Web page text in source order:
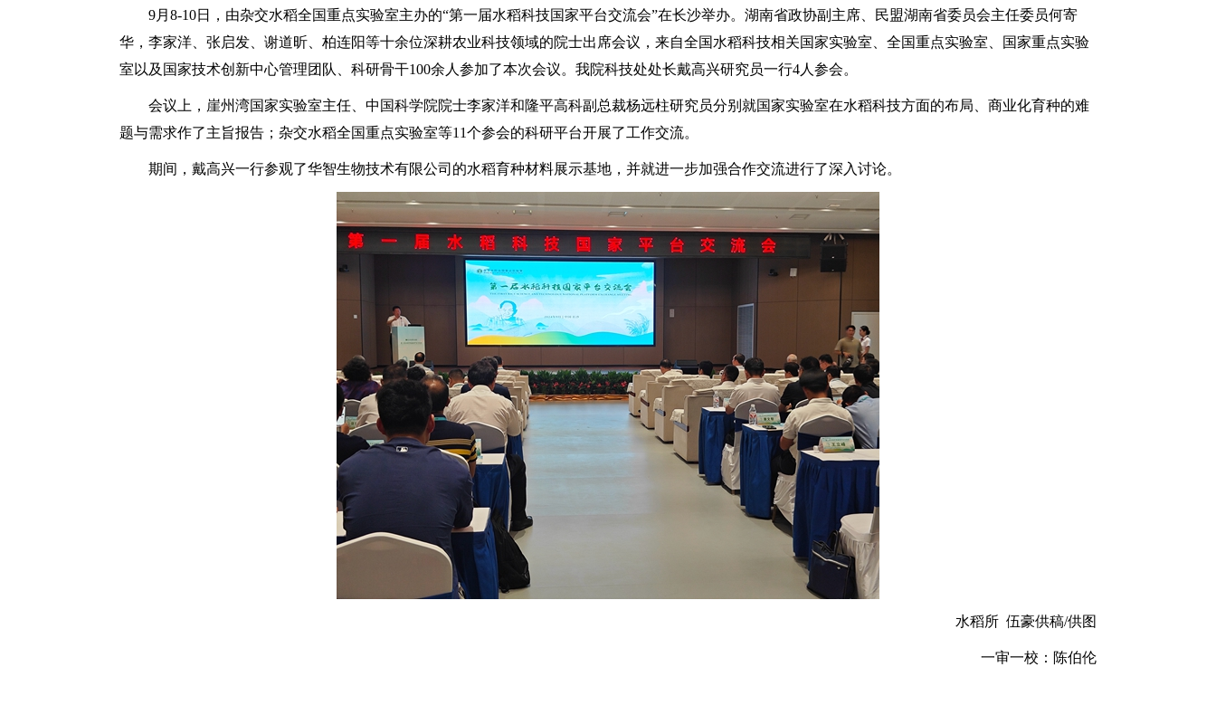
9月8-10日，由杂交水稻全国重点实验室主办的“第一届水稻科技国家平台交流会”在长沙举办。湖南省政协副主席、民盟湖南省委员会主任委员何寄
华，李家洋、张启发、谢道昕、柏连阳等十余位深耕农业科技领域的院士出席会议，来自全国水稻科技相关国家实验室、全国重点实验室、国家重点实验
室以及国家技术创新中心管理团队、科研骨干100余人参加了本次会议。我院科技处处长戴高兴研究员一行4人参会。
会议上，崖州湾国家实验室主任、中国科学院院士李家洋和隆平高科副总裁杨远柱研究员分别就国家实验室在水稻科技方面的布局、商业化育种的难
题与需求作了主旨报告；杂交水稻全国重点实验室等11个参会的科研平台开展了工作交流。
期间，戴高兴一行参观了华智生物技术有限公司的水稻育种材料展示基地，并就进一步加强合作交流进行了深入讨论。
水稻所 伍豪供稿/供图
一审一校：陈伯伦